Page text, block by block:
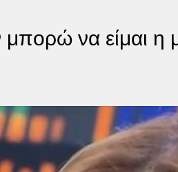
να είμαι η